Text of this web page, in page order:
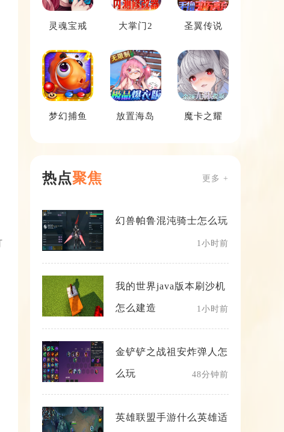
灵魂宝戒 大掌门2 圣翼传说
梦幻捕鱼 放置海岛 魔卡之耀
热点聚焦 更多 +
幻兽帕鲁混沌骑士怎么玩
1小时前
我的世界java版本刷沙机
怎么建造 1小时前
金铲铲之战祖安炸弹人怎
么玩 48分钟前
英雄联盟手游什么英雄适